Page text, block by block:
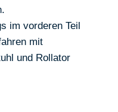
im vorderen Teil
mit
und Rollator